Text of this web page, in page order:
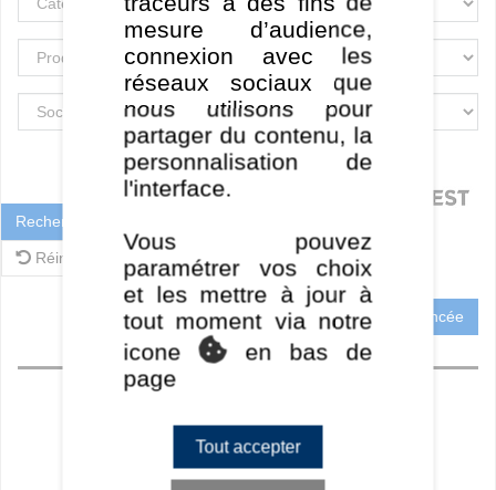
Rechercher
Réinitialiser
Recherche Avancée
Accueil
Ratios
Frais
mesure d’audience,
connexion avec les
réseaux sociaux que
nous utilisons pour
partager du contenu, la
personnalisation de
l'interface.
Vous pouvez
paramétrer vos choix
et les mettre à jour à
tout moment via notre
icone
en bas de
page
Tout accepter